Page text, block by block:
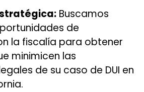
Buscamos
de
la fiscalía para obtener
minimicen las
de su caso de DUI en